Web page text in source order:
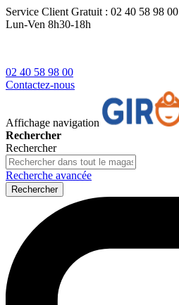
Service Client Gratuit : 02 40 58 98 00
Lun-Ven 8h30-18h
02 40 58 98 00
Contactez-nous
Affichage navigation
Rechercher
Rechercher
Recherche avancée
Rechercher